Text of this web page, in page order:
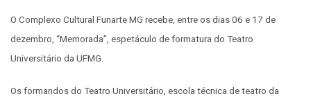
O Complexo Cultural Funarte MG recebe, entre os dias 06 e 17 de
dezembro, “Memorada”, espetáculo de formatura do Teatro
Universitário da UFMG.
Os formandos do Teatro Universitário, escola técnica de teatro da